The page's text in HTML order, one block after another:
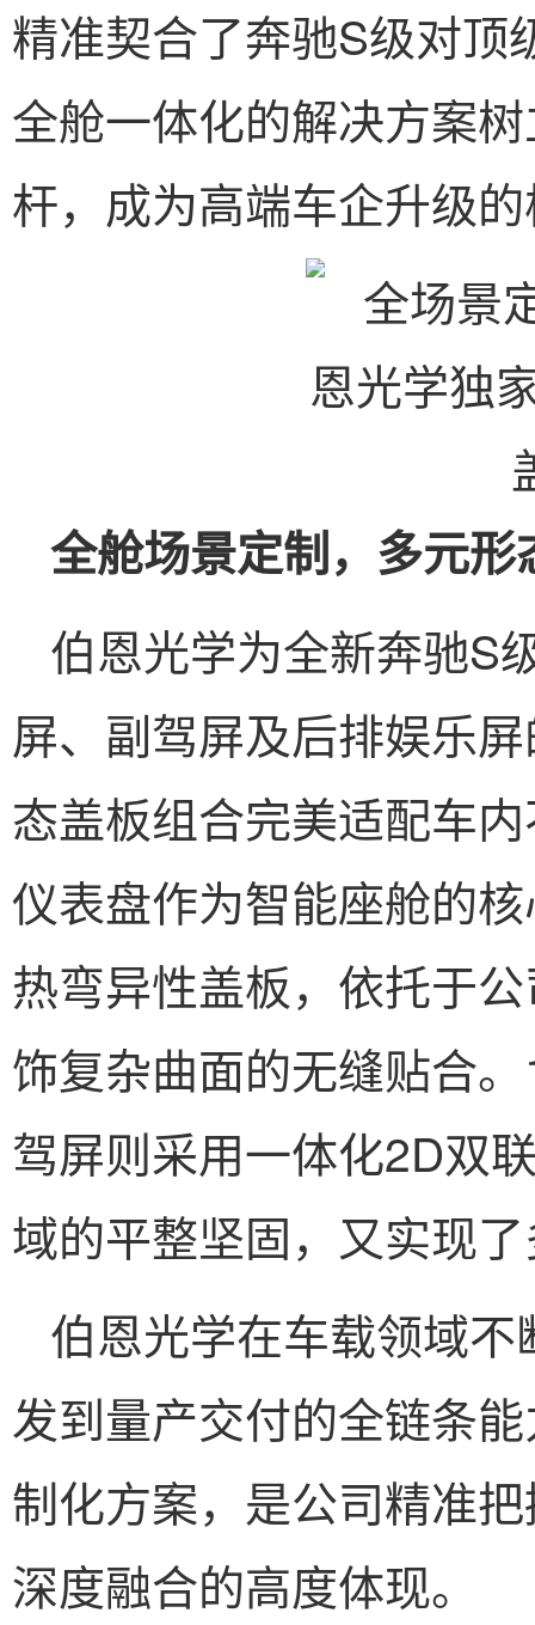
精准契合了奔驰S级对顶
全舱一体化的解决方案
杆，成为高端车企升级
全舱场景定制，多元
伯恩光学为全新奔驰S
屏、副驾屏及后排娱乐
态盖板组合完美适配车
仪表盘作为智能座舱的
热弯异性盖板，依托于
饰复杂曲面的无缝贴合
驾屏则采用一体化2D双
域的平整坚固，又实现
伯恩光学在车载领域
发到量产交付的全链条
制化方案，是公司精准
深度融合的高度体现。